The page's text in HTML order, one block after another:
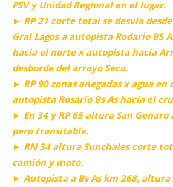
PSV y Unidad Regional en el lugar.
► RP 21 corte total se desvía
Gral Lagos a autopista Rodario BS
hacia el norte x autopista hacia
desborde del arroyo Seco.
► RP 90 zonas anegadas x agua en
autopista Rosario Bs As hacia el
► En 34 y RP 65 altura San Genaro
pero transitable.
► RN 34 altura Sunchales corte
camión y moto.
► Autopista a Bs As km 268, altura